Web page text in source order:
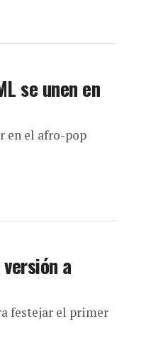
se unen en
en el afro-pop
a
festejar el primer